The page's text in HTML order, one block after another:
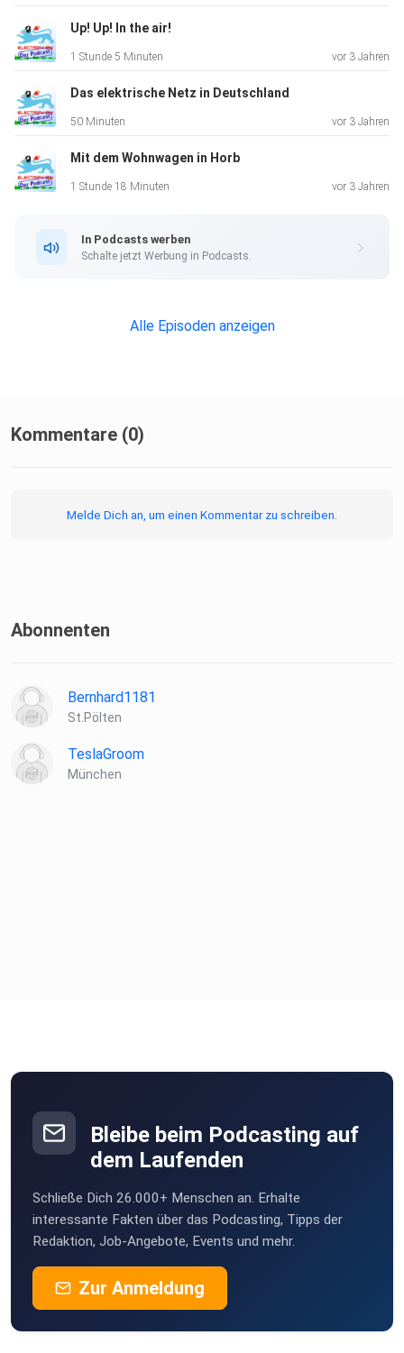
Up! Up! In the air!
1 Stunde 5 Minuten vor 3 Jahren
Das elektrische Netz in Deutschland
50 Minuten vor 3 Jahren
Mit dem Wohnwagen in Horb
1 Stunde 18 Minuten vor 3 Jahren
In Podcasts werben
Schalte jetzt Werbung in Podcasts.
Alle Episoden anzeigen
Kommentare (0)
Melde Dich an, um einen Kommentar zu schreiben.
Abonnenten
Bernhard1181
St.Pölten
TeslaGroom
München
Bleibe beim Podcasting auf
dem Laufenden
Schließe Dich 26.000+ Menschen an. Erhalte
interessante Fakten über das Podcasting, Tipps der
Redaktion, Job-Angebote, Events und mehr.
Zur Anmeldung